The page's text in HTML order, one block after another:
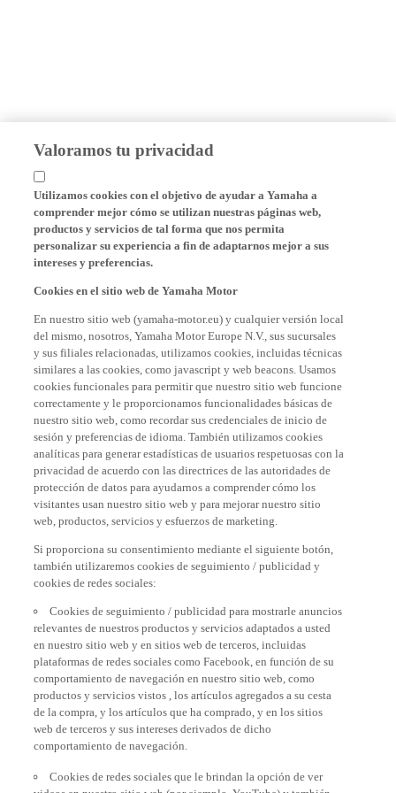
Valoramos tu privacidad
Utilizamos cookies con el objetivo de ayudar a Yamaha a
comprender mejor cómo se utilizan nuestras páginas web,
productos y servicios de tal forma que nos permita
personalizar su experiencia a fin de adaptarnos mejor a sus
intereses y preferencias.
del mismo, nosotros, Yamaha Motor Europe N.V., sus sucursales
y sus filiales relacionadas, utilizamos cookies, incluidas técnicas
similares a las cookies, como javascript y web beacons. Usamos
cookies funcionales para permitir que nuestro sitio web funcione
correctamente y le proporcionamos funcionalidades básicas de
nuestro sitio web, como recordar sus credenciales de inicio de
sesión y preferencias de idioma. También utilizamos cookies
analíticas para generar estadísticas de usuarios respetuosas con la
privacidad de acuerdo con las directrices de las autoridades de
protección de datos para ayudarnos a comprender cómo los
visitantes usan nuestro sitio web y para mejorar nuestro sitio
web, productos, servicios y esfuerzos de marketing.
también utilizaremos cookies de seguimiento / publicidad y
cookies de redes sociales:
relevantes de nuestros productos y servicios adaptados a usted
en nuestro sitio web y en sitios web de terceros, incluidas
plataformas de redes sociales como Facebook, en función de su
comportamiento de navegación en nuestro sitio web, como
productos y servicios vistos , los artículos agregados a su cesta
de la compra, y los artículos que ha comprado, y en los sitios
web de terceros y sus intereses derivados de dicho
comportamiento de navegación.
videos en nuestro sitio web (por ejemplo, YouTube) y también